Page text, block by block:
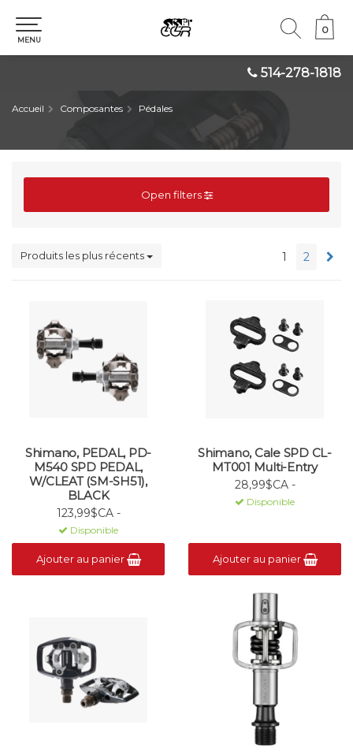
514-278-1818
0
0
MENU
Accueil Composantes Pédales
Open filters
Produits les plus récents 1 2
Shimano, PEDAL, PD-
M540 SPD PEDAL,
W/CLEAT (SM-SH51),
BLACK
123,99$CA -
Disponible
Ajouter au panier
Shimano, Cale SPD CL-
MT001 Multi-Entry
28,99$CA -
Disponible
Ajouter au panier